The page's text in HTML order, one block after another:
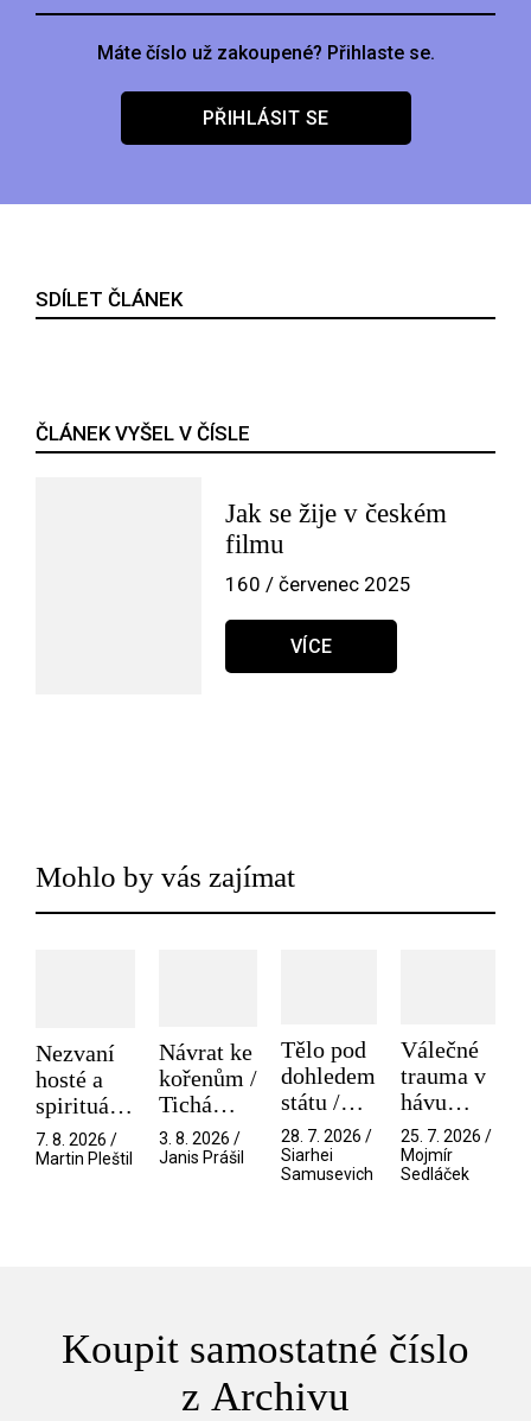
Máte číslo už zakoupené? Přihlaste se.
PŘIHLÁSIT SE
SDÍLET ČLÁNEK
ČLÁNEK VYŠEL V ČÍSLE
Jak se žije v českém
filmu
160 / červenec 2025
VÍCE
Mohlo by vás zajímat
Nezvaní
hosté a
spirituální
narušitelé
z vesmíru
7. 8. 2026 /
Martin Pleštil
Návrat ke
kořenům /
Tichá
přítelkyně
3. 8. 2026 /
Janis Prášil
Tělo pod
dohledem
státu /
Pramen
28. 7. 2026 /
Siarhei
Samusevich
Válečné
trauma v
hávu
spektáklu
/ Odyssea
25. 7. 2026 /
Mojmír
Sedláček
Koupit samostatné číslo
z Archivu